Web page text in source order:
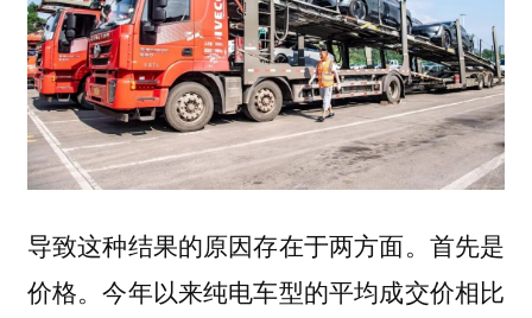
导致这种结果的原因存在于两方面。首先是
价格。今年以来纯电车型的平均成交价相比